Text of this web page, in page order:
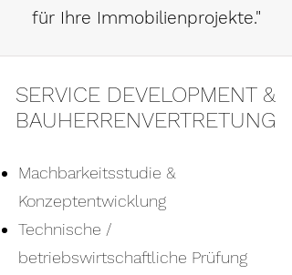
für Ihre Immobilienprojekte."
SERVICE DEVELOPMENT &
BAUHERRENVERTRETUNG
Machbarkeitsstudie &
Konzeptentwicklung
Technische /
betriebswirtschaftliche Prüfung